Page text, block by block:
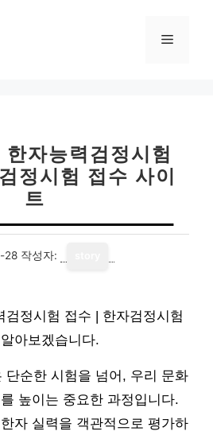
메
자능력검정시험
정시험 접수 사이
트
28 작성자:
검정시험 접수 | 한자검정시험
아보겠습니다.
단순한 시험을 넘어, 우리 문화
높이는 중요한 과정입니다.
자 실력을 객관적으로 평가하